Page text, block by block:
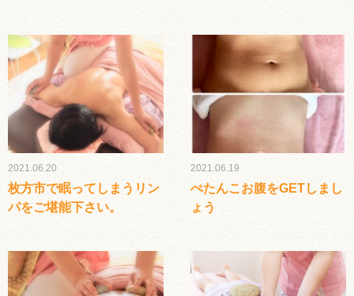
2021.06.20
枚方市で眠ってしまうリン
パをご堪能下さい。
2021.06.19
ぺたんこお腹をGETしまし
ょう